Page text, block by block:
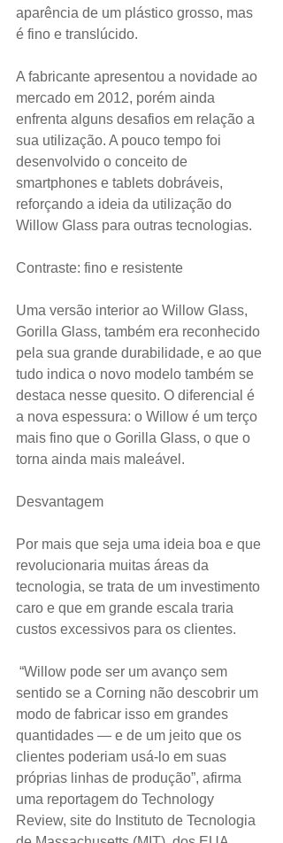
aparência de um plástico grosso, mas
é fino e translúcido.
A fabricante apresentou a novidade ao
mercado em 2012, porém ainda
enfrenta alguns desafios em relação a
sua utilização. A pouco tempo foi
desenvolvido o conceito de
smartphones e tablets dobráveis,
reforçando a ideia da utilização do
Willow Glass para outras tecnologias.
Contraste: fino e resistente
Uma versão interior ao Willow Glass,
Gorilla Glass, também era reconhecido
pela sua grande durabilidade, e ao que
tudo indica o novo modelo também se
destaca nesse quesito. O diferencial é
a nova espessura: o Willow é um terço
mais fino que o Gorilla Glass, o que o
torna ainda mais maleável.
Desvantagem
Por mais que seja uma ideia boa e que
revolucionaria muitas áreas da
tecnologia, se trata de um investimento
caro e que em grande escala traria
custos excessivos para os clientes.
sentido se a Corning não descobrir um
modo de fabricar isso em grandes
quantidades — e de um jeito que os
clientes poderiam usá-lo em suas
próprias linhas de produção”, afirma
uma reportagem do Technology
Review, site do Instituto de Tecnologia